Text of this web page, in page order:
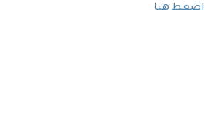
اضغط هنا